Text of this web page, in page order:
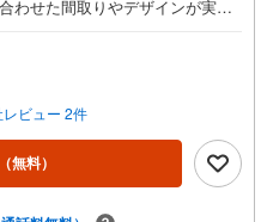
わせた間取りやデザインが実現
たりの建築条件なし土地です。
建築会社は自由にお選びい
「COCOYUNO」での建築プ
一人ひとりの暮らしに寄り添っ
等級3・制震装置・長期優良住宅
毎日必要な食品や
ビュー 2件
（無料）